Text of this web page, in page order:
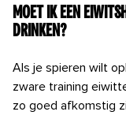
Moet ik een
drinken?
Als je spieren wilt
zware training
zo goed afkomstig